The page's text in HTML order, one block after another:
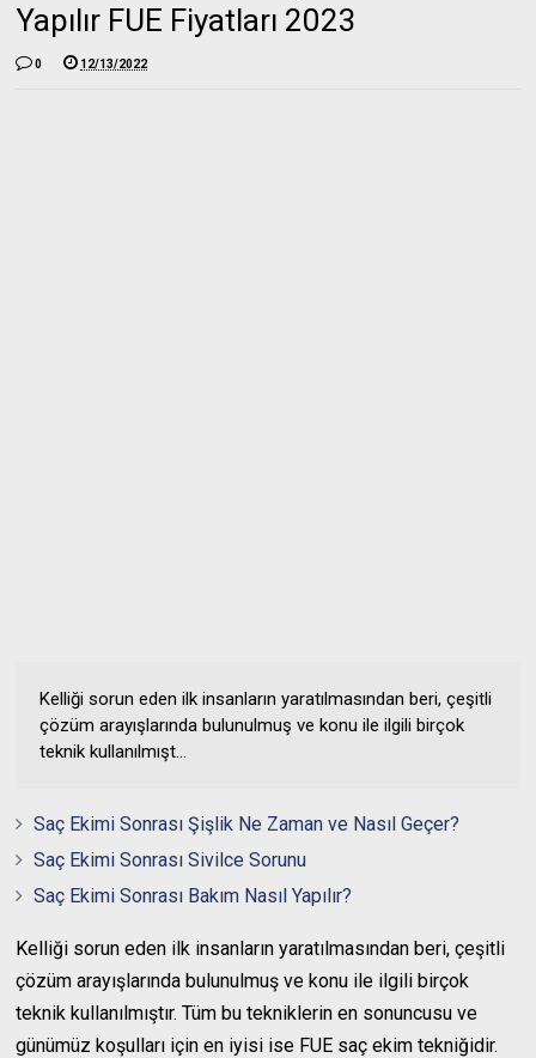
Yapılır FUE Fiyatları 2023
0 12/13/2022
Kelliği sorun eden ilk insanların yaratılmasından beri, çeşitli
çözüm arayışlarında bulunulmuş ve konu ile ilgili birçok
teknik kullanılmışt...
Saç Ekimi Sonrası Şişlik Ne Zaman ve Nasıl Geçer?
Saç Ekimi Sonrası Sivilce Sorunu
Saç Ekimi Sonrası Bakım Nasıl Yapılır?
Kelliği sorun eden ilk insanların yaratılmasından beri, çeşitli
çözüm arayışlarında bulunulmuş ve konu ile ilgili birçok
teknik kullanılmıştır. Tüm bu tekniklerin en sonuncusu ve
günümüz koşulları için en iyisi ise FUE saç ekim tekniğidir.